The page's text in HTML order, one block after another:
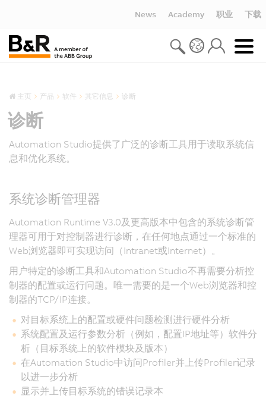
News Academy 职业 下载
主页 产品 软件 其它信息 诊断
诊断
Automation Studio提供了广泛的诊断工具用于读取系统信
息和优化系统。
系统诊断管理器
Automation Runtime V3.0及更高版本中包含的系统诊断管
理器可用于对控制器进行诊断，在任何地点通过一个标准的
Web浏览器即可实现访问（Intranet或Internet）。
用户特定的诊断工具和Automation Studio不再需要分析控
制器的配置或运行问题。唯一需要的是一个Web浏览器和控
制器的TCP/IP连接。
对目标系统上的配置或硬件问题检测进行硬件分析
系统配置及运行参数分析（例如，配置IP地址等）软件分
析（目标系统上的软件模块及版本）
在Automation Studio中访问Profiler并上传Profiler记录
以进一步分析
显示并上传目标系统的错误记录本